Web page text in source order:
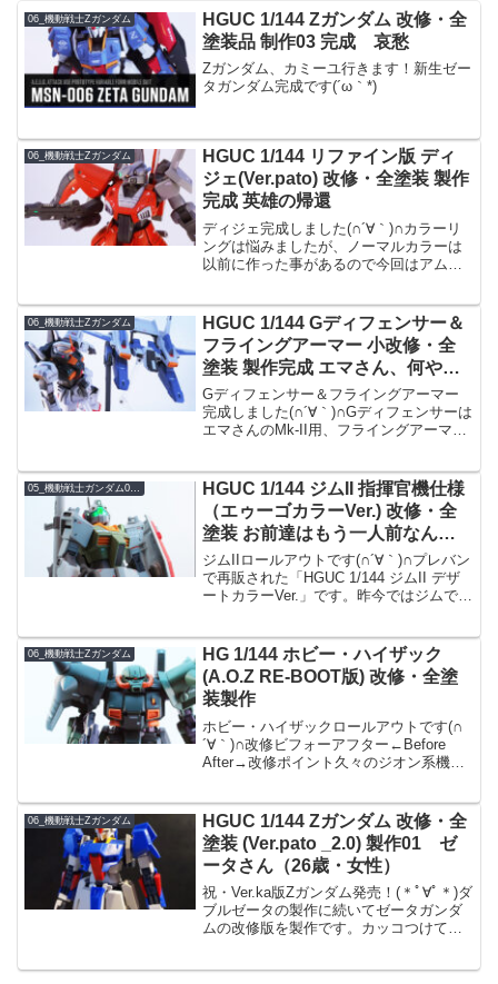
06_機動戦士Zガンダム
HGUC 1/144 Zガンダム 改修・全
塗装品 制作03 完成 哀愁
Zガンダム、カミーユ行きます！新生ゼー
タガンダム完成です(´ω｀*)
06_機動戦士Zガンダム
HGUC 1/144 リファイン版 ディ
ジェ(Ver.pato) 改修・全塗装 製作
完成 英雄の帰還
ディジェ完成しました(∩´∀｀)∩カラーリ
ングは悩みましたが、ノーマルカラーは
以前に作った事があるので今回はアムロ
ロ機体なのでなんだかんだ時間をかけて
しまいまし...
06_機動戦士Zガンダム
HGUC 1/144 Gディフェンサー＆
フライングアーマー 小改修・全
塗装 製作完成 エマさん、何やっ
てるんだ…！
Gディフェンサー＆フライングアーマー
完成しました(∩´∀｀)∩Gディフェンサーは
エマさんのMk-II用、フライングアーマー
す。カラーリングやデカールアレンジは
Ver...
HGUC 1/144 ジムII 指揮官機仕様
（エゥーゴカラーVer.) 改修・全
塗装 お前達はもう一人前なん
だ。
ジムIIロールアウトです(∩´∀｀)∩プレバン
で再販された「HGUC 1/144 ジムII デザ
ートカラーVer.」です。昨今ではジムでも
私の敬愛するサウス・バニン...
06_機動戦士Zガンダム
HG 1/144 ホビー・ハイザック
(A.O.Z RE-BOOT版) 改修・全塗
装製作
ホビー・ハイザックロールアウトです(∩
´∀｀)∩改修ビフォーアフター←Before
After→改修ポイント久々のジオン系機体
ティターンズ版のハイザック・カスタ
ム...
06_機動戦士Zガンダム
HGUC 1/144 Zガンダム 改修・全
塗装 (Ver.pato _2.0) 製作01 ゼ
ータさん（26歳・女性）
祝・Ver.ka版Zガンダム発売！(＊ﾟ∀ﾟ＊)ダ
ブルゼータの製作に続いてゼータガンダ
ムの改修版を製作です。カッコつけて